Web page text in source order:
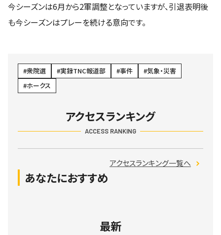
今シーズンは6月から2軍調整となっていますが、引退表明後
も今シーズンはプレーを続ける意向です。
衆院選 実録TNC報道部 事件
気象・災害
ホークス
アクセスランキング
ACCESS RANKING
アクセスランキング一覧へ
あなたにおすすめ
最新